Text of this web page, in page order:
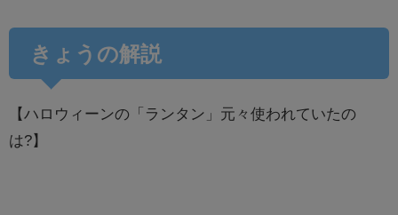
きょうの解説
【ハロウィーンの「ランタン」元々使われていたの
は?】